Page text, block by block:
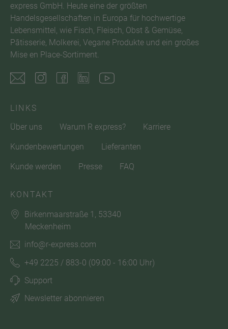
express GmbH. Heute eine der größten
Handelsgesellschaften in Europa für hochwertige
Lebensmittel, wie Fisch, Fleisch, Obst & Gemüse,
Pâtisserie, Molkerei, Vegane Produkte und ein großes
Mise en Place-Sortiment.
LINKS
Über uns
Warum R express? Karriere
Kundenbewertungen Lieferanten
Kunde werden Presse FAQ
KONTAKT
Birkenmaarstraße 1, 53340
Meckenheim
info@r-express.com
+49 2225 / 883-0 (09:00 - 16:00 Uhr)
Support
Newsletter abonnieren